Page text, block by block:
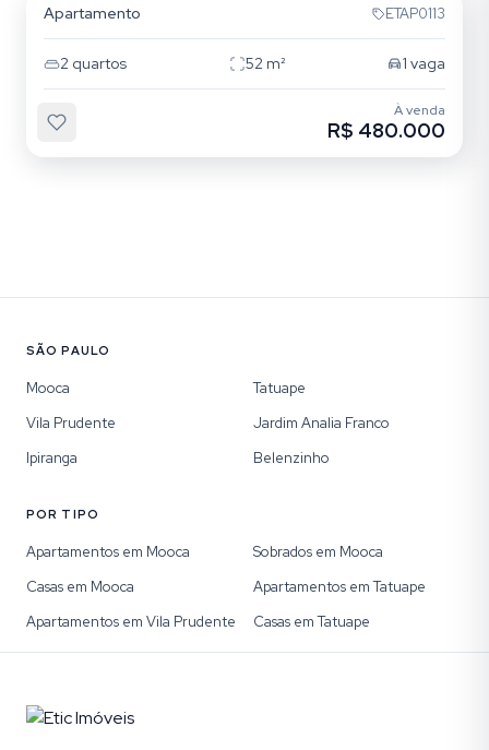
Apartamento ETAP0113
2 quartos 52m² 1 vaga
À venda
R$ 480.000
SÃO PAULO
Mooca
Tatuape
Vila Prudente
Jardim Analia Franco
Ipiranga
Belenzinho
POR TIPO
Apartamentos em Mooca
Sobrados em Mooca
Casas em Mooca
Apartamentos em Tatuape
Apartamentos em Vila Prudente
Casas em Tatuape